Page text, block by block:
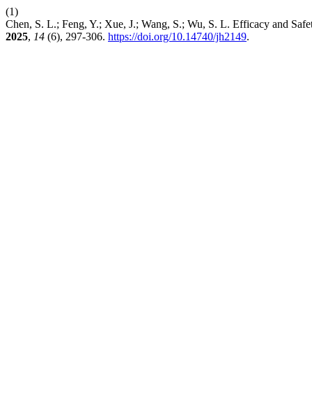
(1)
Chen, S. L.; Feng, Y.; Xue, J.; Wang, S.; Wu, S. L. Efficacy and
2025, 14 (6), 297-306. https://doi.org/10.14740/jh2149.